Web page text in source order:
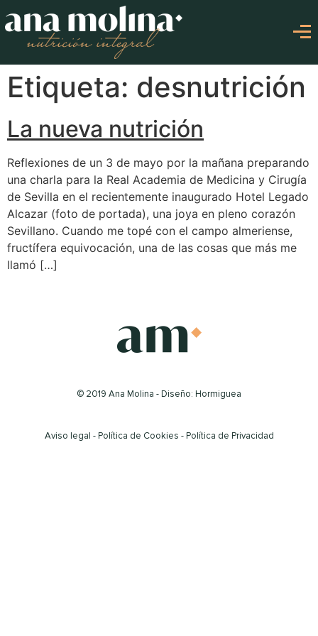
Etiqueta: desnutrición
La nueva nutrición
Reflexiones de un 3 de mayo por la mañana preparando
una charla para la Real Academia de Medicina y Cirugía
de Sevilla en el recientemente inaugurado Hotel Legado
Alcazar (foto de portada), una joya en pleno corazón
Sevillano. Cuando me topé con el campo almeriense,
fructífera equivocación, una de las cosas que más me
llamó […]
© 2019 Ana Molina - Diseño: Hormiguea
Aviso legal - Política de Cookies - Política de Privacidad